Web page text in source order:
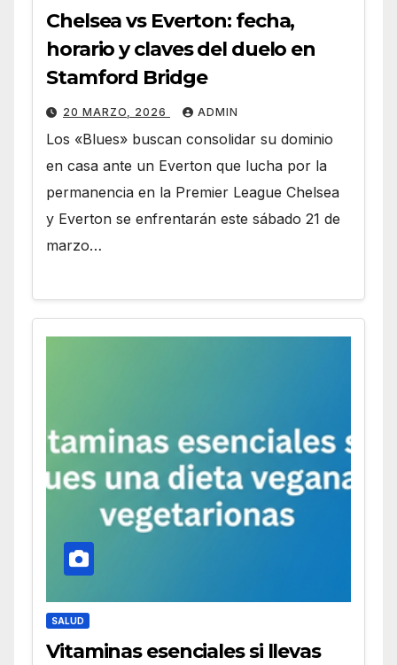
Chelsea vs Everton: fecha,
horario y claves del duelo en
Stamford Bridge
20 MARZO, 2026 ADMIN
Los «Blues» buscan consolidar su dominio
en casa ante un Everton que lucha por la
permanencia en la Premier League Chelsea
y Everton se enfrentarán este sábado 21 de
marzo…
SALUD
Vitaminas esenciales si llevas